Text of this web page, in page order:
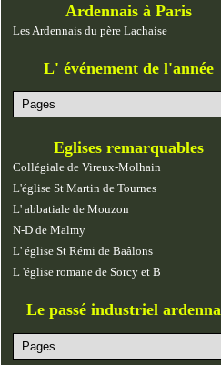
Ardennais à Paris
Les Ardennais du père Lachaise
L' événement de l'année
Eglises remarquables
Collégiale de Vireux-Molhain
L'église St Martin de Tournes
L' abbatiale de Mouzon
N-D de Malmy
L' église St Rémi de Baâlons
L 'église romane de Sorcy et B
Le passé industriel